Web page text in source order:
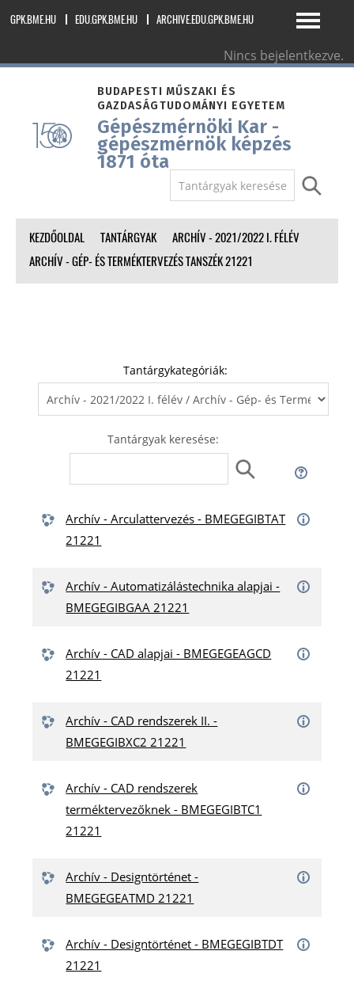
GPK.BME.HU EDU.GPK.BME.HU ARCHIVE.EDU.GPK.BME.HU
Nincs bejelentkezve.
BUDAPESTI MŰSZAKI ÉS
GAZDASÁGTUDOMÁNYI EGYETEM
Gépészmérnöki Kar -
gépészmérnök képzés
1871 óta
KEZDŐOLDAL TANTÁRGYAK
ARCHÍV - 2021/2022 I. FÉLÉV
ARCHÍV - GÉP- ÉS TERMÉKTERVEZÉS TANSZÉK 21221
Tantárgykategóriák:
Tantárgyak keresése:
Archív - Arculattervezés - BMEGEGIBTAT
21221
Archív - Automatizálástechnika alapjai -
BMEGEGIBGAA 21221
Archív - CAD alapjai - BMEGEGEAGCD
21221
Archív - CAD rendszerek II. -
BMEGEGIBXC2 21221
Archív - CAD rendszerek
terméktervezőknek - BMEGEGIBTC1
21221
Archív - Designtörténet -
BMEGEGEATMD 21221
Archív - Designtörténet - BMEGEGIBTDT
21221